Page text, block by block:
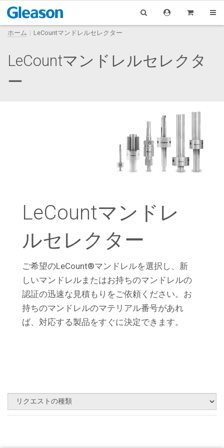
ホーム LeCountマンドレルセレクター
LeCountマンドレルセレクタ
ー
LeCountマンドレ
ルセレクター
ご希望のLeCount®マンドレルを選択し、新
しいマンドレルまたはお持ちのマンドレルの
認証の迅速な見積もりをご依頼ください。お
持ちのマンドレルのマテリアル番号があれ
ば、対応する製品をすぐに決定できます。